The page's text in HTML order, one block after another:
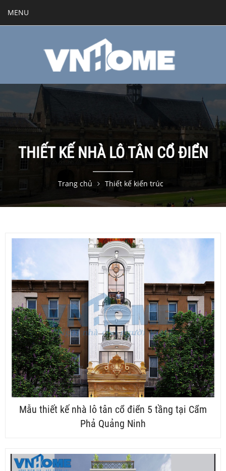
MENU
THIẾT KẾ NHÀ LÔ TÂN CỔ ĐIỂN
Trang chủ Thiết kế kiến trúc
Mẫu thiết kế nhà lô tân cổ điển 5 tầng tại Cẩm
Phả Quảng Ninh